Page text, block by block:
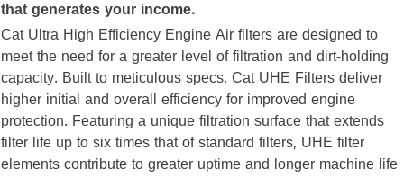
that generates your income.
Cat Ultra High Efficiency Engine Air filters are designed to
meet the need for a greater level of filtration and dirt-holding
capacity. Built to meticulous specs, Cat UHE Filters deliver
higher initial and overall efficiency for improved engine
protection. Featuring a unique filtration surface that extends
filter life up to six times that of standard filters, UHE filter
elements contribute to greater uptime and longer machine life